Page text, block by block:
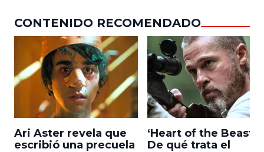
oscura’ y no tendrá
finales felices
CONTENIDO RECOMENDADO
Ari Aster revela que
escribió una precuela
‘Heart of the Beast’:
De qué trata el